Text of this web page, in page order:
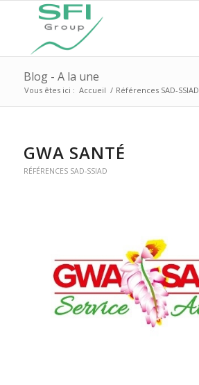
Blog - A la une
Vous êtes ici : Accueil / Références SAD-SSIAD
GWA SANTÉ
RÉFÉRENCES SAD-SSIAD